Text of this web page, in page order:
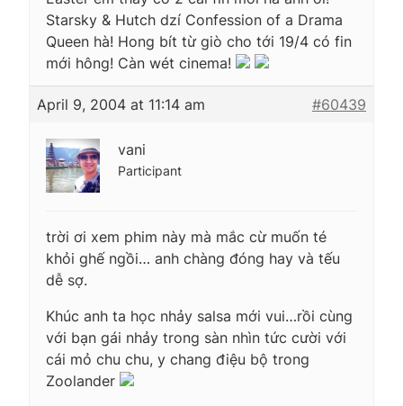
Starsky & Hutch dzí Confession of a Drama
Queen hà! Hong bít từ giò cho tới 19/4 có fin
mới hông! Càn wét cinema!
April 9, 2004 at 11:14 am #60439
vani
Participant
trời ơi xem phim này mà mắc cừ muốn té
khỏi ghế ngồi… anh chàng đóng hay và tếu
dễ sợ.
Khúc anh ta học nhảy salsa mới vui…rồi cùng
với bạn gái nhảy trong sàn nhìn tức cười với
cái mỏ chu chu, y chang điệu bộ trong
Zoolander